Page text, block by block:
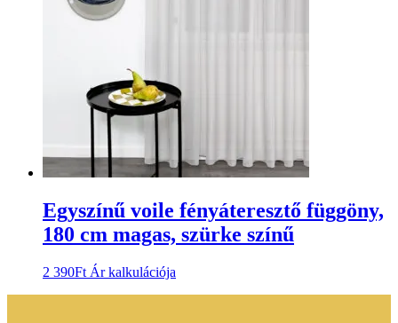
Egyszínű voile fényáteresztő függöny,
180 cm magas, szürke színű
2 390Ft Ár kalkulációja